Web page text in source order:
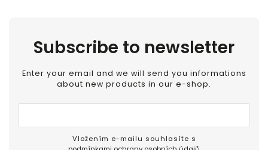
Subscribe to newsletter
Enter your email and we will send you informations
about new products in our e-shop.